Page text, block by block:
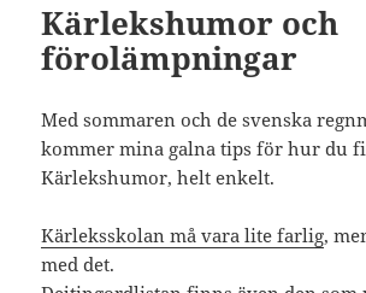
Kärlekshumor och
förolämpningar
Med sommaren och de svenska
kommer mina galna tips för hur du
Kärlekshumor, helt enkelt.
Kärleksskolan må vara lite farlig,
med det.